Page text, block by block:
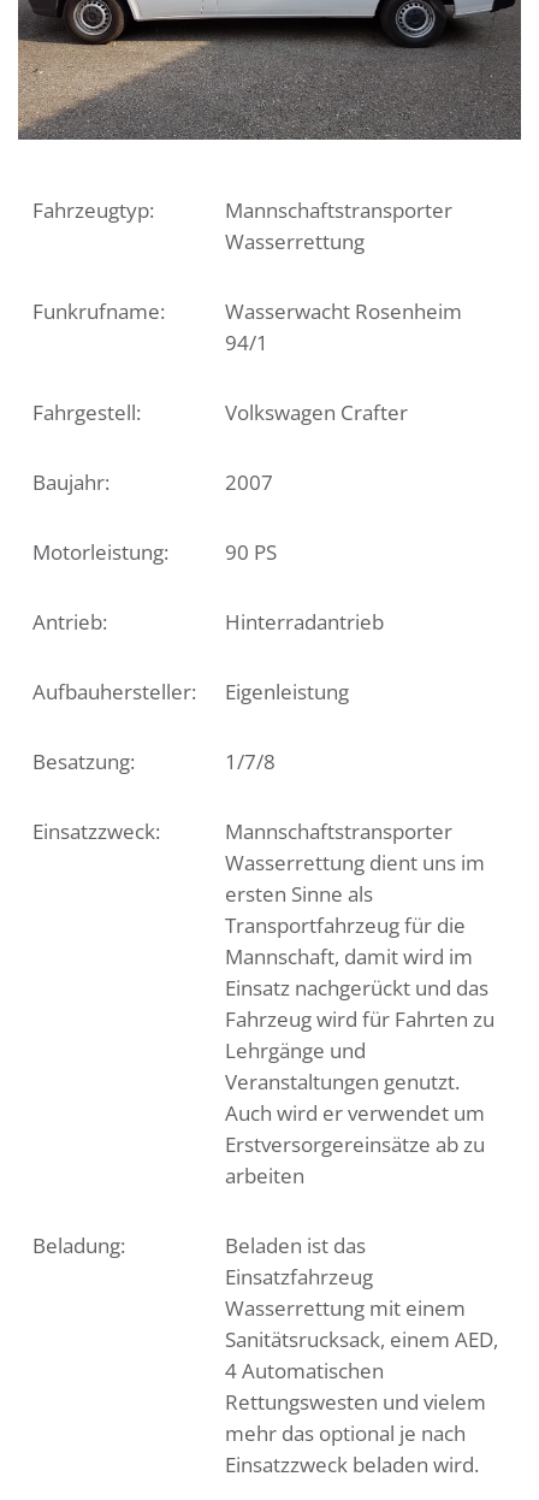
Fahrzeugtyp:
Mannschaftstransporter
Wasserrettung
Funkrufname:
Wasserwacht Rosenheim
94/1
Fahrgestell: Volkswagen Crafter
Baujahr: 2007
Motorleistung: 90 PS
Antrieb: Hinterradantrieb
Aufbauhersteller: Eigenleistung
Besatzung: 1/7/8
Einsatzzweck:
Mannschaftstransporter
Wasserrettung dient uns im
ersten Sinne als
Transportfahrzeug für die
Mannschaft, damit wird im
Einsatz nachgerückt und das
Fahrzeug wird für Fahrten zu
Lehrgänge und
Veranstaltungen genutzt.
Auch wird er verwendet um
Erstversorgereinsätze ab zu
arbeiten
Beladung:
Beladen ist das
Einsatzfahrzeug
Wasserrettung mit einem
Sanitätsrucksack, einem AED,
4 Automatischen
Rettungswesten und vielem
mehr das optional je nach
Einsatzzweck beladen wird.